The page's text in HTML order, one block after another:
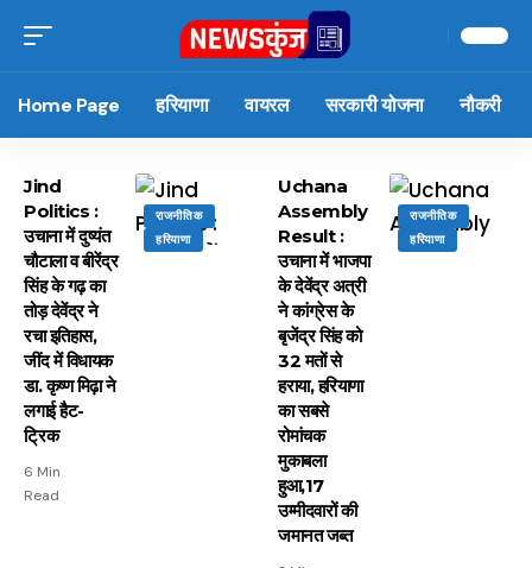
Home Page हरियाणा वायरल सरकारी योजना नौकरी
राजनीतिक
हरियाणा
Jind
Politics :
उचाना में दुष्यंत
चौटाला व बीरेंद्र
सिंह के गढ़ का
तोड़ देवेंद्र ने
रचा इतिहास,
जींद में विधायक
डा. कृष्ण मिढ़ा ने
लगाई हैट-
ट्रिक
6 Min
Read
राजनीतिक
हरियाणा
Uchana
Assembly
Result :
उचाना में भाजपा
के देवेंद्र अत्री
ने कांग्रेस के
बृजेंद्र सिंह को
32 मतों से
हराया, हरियाणा
का सबसे
रोमांचक
मुकाबला
हुआ,17
उम्मीदवारों की
जमानत जब्त